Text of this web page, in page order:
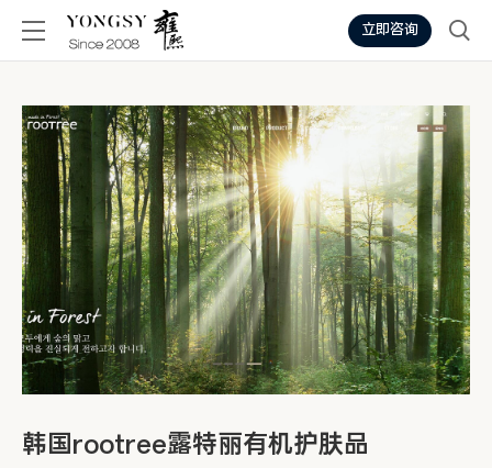
立即咨询
韩国rootree露特丽有机护肤品